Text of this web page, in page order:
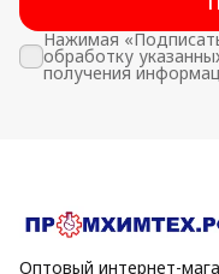
Нажимая
обработку
получения
Оптовый интернет-